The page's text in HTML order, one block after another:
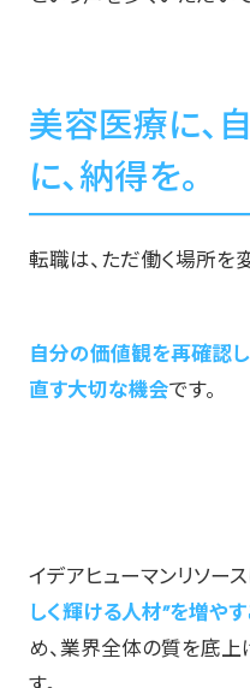
美容医療に、
に、納得を。
転職は、ただ働く場所を
自分の価値観を再確認し
直す大切な機会です。
イデアヒューマンリソー
しく輝ける人材”を増やす
め、業界全体の質を底上